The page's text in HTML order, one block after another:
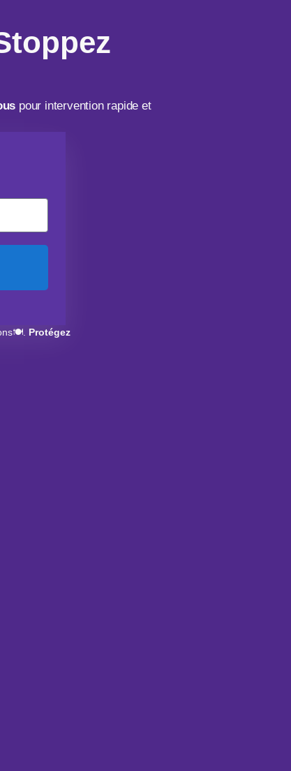
pour intervention rapide et
Protégez